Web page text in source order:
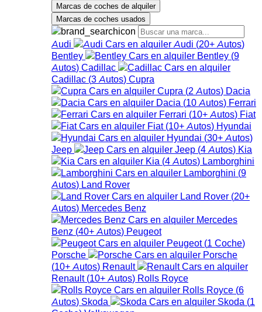
Marcas de coches de alquiler
Marcas de coches usados
Audi Audi (20+ Autos)
Bentley
Bentley (9
Autos) Cadillac
Cadillac (3 Autos) Cupra
Cupra (2 Autos) Dacia
Dacia (10 Autos) Ferrari
Ferrari (10+ Autos) Fiat
Fiat (10+ Autos) Hyundai
Hyundai (30+ Autos)
Jeep
Jeep (4 Autos) Kia
Kia (4 Autos) Lamborghini
Lamborghini (9
Autos) Land Rover
Land Rover (20+
Autos) Mercedes Benz
Mercedes
Benz (40+ Autos) Peugeot
Peugeot (1 Coche)
Porsche
Porsche
(10+ Autos) Renault
Renault (10+ Autos) Rolls Royce
Rolls Royce (6
Autos) Skoda Skoda (1